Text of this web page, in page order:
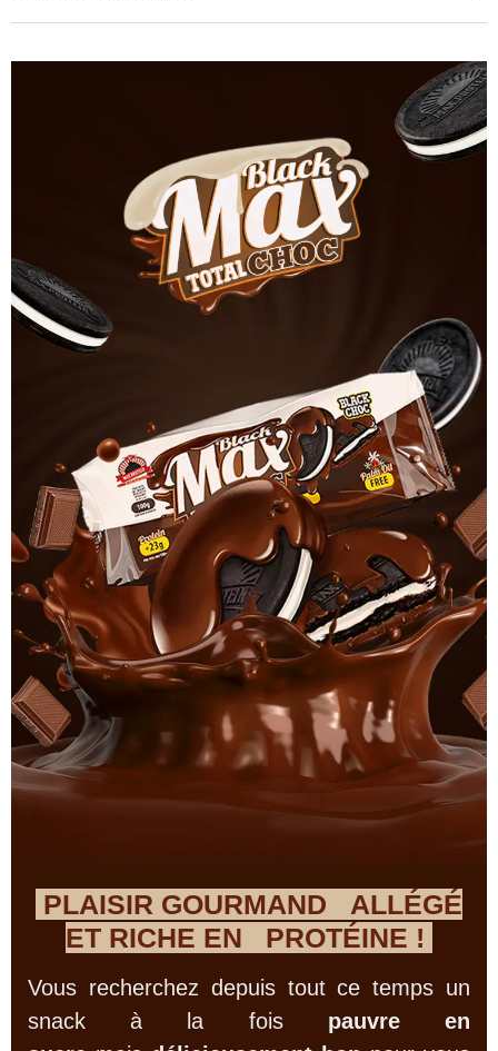
PLAISIR GOURMAND ALLÉGÉ
ET RICHE EN PROTÉINE !
Vous recherchez depuis tout ce temps un
snack à la fois pauvre en